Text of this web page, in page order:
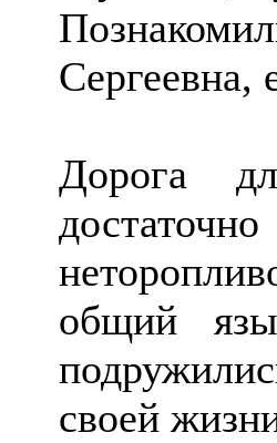
Сергеевна,
Дорога
общий
своей